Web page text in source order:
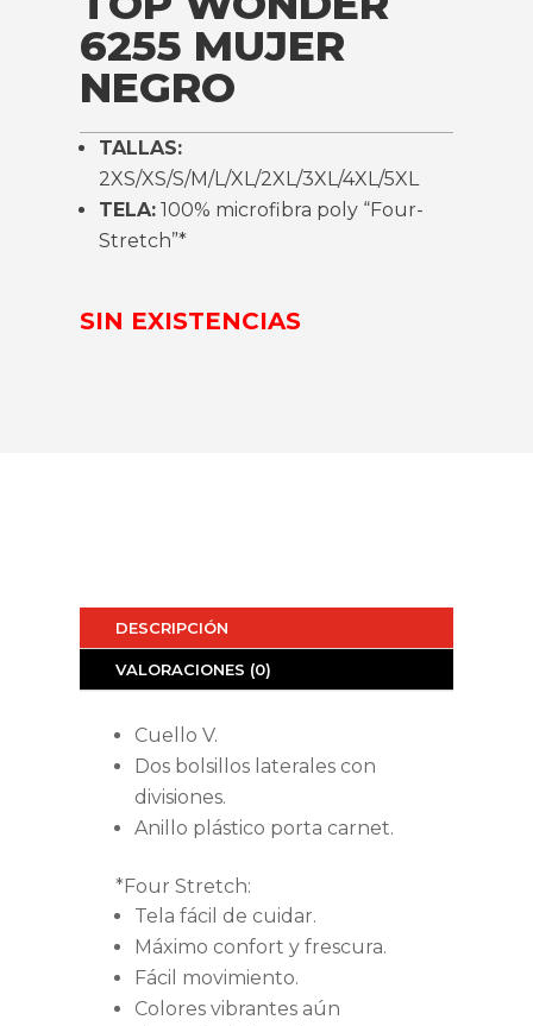
6255 MUJER
NEGRO
TALLAS:
2XS/XS/S/M/L/XL/2XL/3XL/4XL/5XL
TELA: 100% microfibra poly “Four-
Stretch”*
SIN EXISTENCIAS
DESCRIPCIÓN
VALORACIONES (0)
Cuello V.
Dos bolsillos laterales con
divisiones.
Anillo plástico porta carnet.
*Four Stretch:
Tela fácil de cuidar.
Máximo confort y frescura.
Fácil movimiento.
Colores vibrantes aún